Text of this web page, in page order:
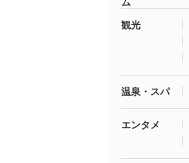
観光
温泉・スパ
エンタメ